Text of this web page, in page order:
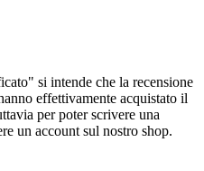
si intende che la recensione
effettivamente acquistato il
per poter scrivere una
un account sul nostro shop.